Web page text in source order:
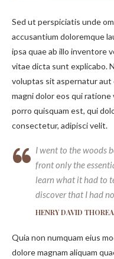
Sed ut perspiciatis unde
accusantium doloremque
ipsa quae ab illo inventore
vitae dicta sunt explicabo.
voluptas sit aspernatur
magni dolor eos qui
porro quisquam est, qui
consectetur, adipisci velit.
I went to the woods
front only the
learn what it had to
discover that I had
HENRY DAVID
Quia non numquam eius
dolore magnam aliquam